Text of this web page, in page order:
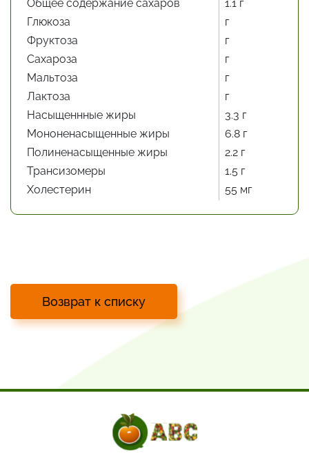
Общее содержание сахаров
1.1 г
Глюкоза
г
Фруктоза
г
Сахароза
г
Мальтоза
г
Лактоза
г
Насыщеннные жиры
3.3 г
Мононенасыщенные жиры
6.8 г
Полиненасыщенные жиры
2.2 г
Трансизомеры
1.5 г
Холестерин
55 мг
Возврат к списку